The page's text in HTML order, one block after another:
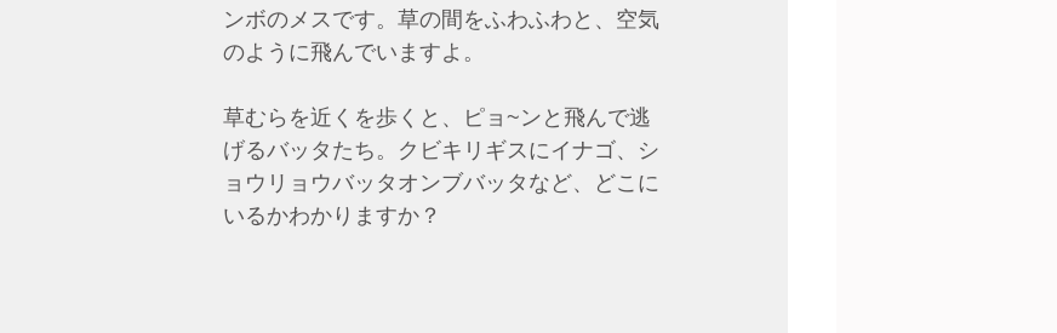
ンボのメスです。草の間をふわふわと、空気
のように飛んでいますよ。
草むらを近くを歩くと、ピョ~ンと飛んで逃
げるバッタたち。クビキリギスにイナゴ、シ
ョウリョウバッタオンブバッタなど、どこに
いるかわかりますか？